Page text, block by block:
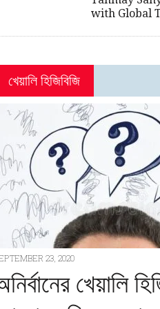
with Global
খেয়ালি হিজিবিজি
23, 2020
খেয়ালি